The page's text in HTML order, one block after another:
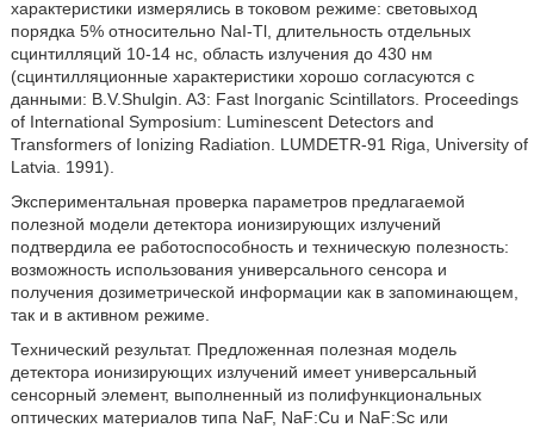
характеристики измерялись в токовом режиме: световыход
порядка 5% относительно NaI-Tl, длительность отдельных
сцинтилляций 10-14 нc, область излучения до 430 нм
(сцинтилляционные характеристики хорошо согласуются с
данными: B.V.Shulgin. A3: Fast Inorganic Scintillators. Proceedings
of International Symposium: Luminescent Detectors and
Transformers of Ionizing Radiation. LUMDETR-91 Riga, University of
Latvia. 1991).
Экспериментальная проверка параметров предлагаемой
полезной модели детектора ионизирующих излучений
подтвердила ее работоспособность и техническую полезность:
возможность использования универсального сенсора и
получения дозиметрической информации как в запоминающем,
так и в активном режиме.
Технический результат. Предложенная полезная модель
детектора ионизирующих излучений имеет универсальный
сенсорный элемент, выполненный из полифункциональных
оптических материалов типа NaF, NaF:Cu и NaF:Sc или